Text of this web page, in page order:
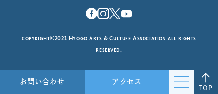
TOP
copyright©2021 Hyogo Arts & Culture Association all rights
reserved.
お問い合わせ アクセス